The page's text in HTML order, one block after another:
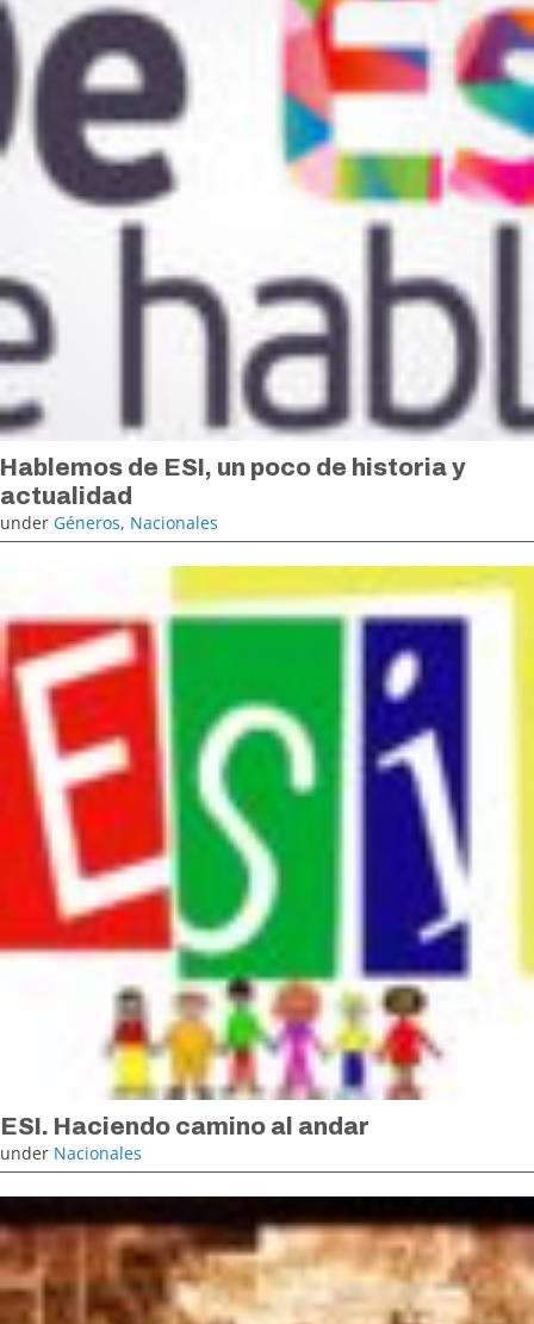
Hablemos de ESI, un poco de historia y
actualidad
under Géneros, Nacionales
ESI. Haciendo camino al andar
under Nacionales